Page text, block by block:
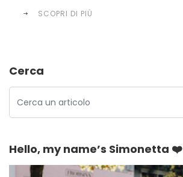
SCOPRI DI PIÙ
Cerca
Hello, my name’s Simonetta ❤️